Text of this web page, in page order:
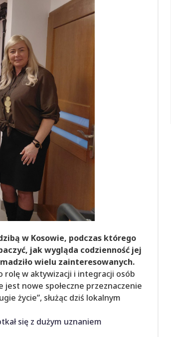
w Kosowie, podczas którego
jak wygląda codzienność jej
wielu zainteresowanych.
rolę w aktywizacji i integracji osób
jest nowe społeczne przeznaczenie
życie”, służąc dziś lokalnym
się z dużym uznaniem